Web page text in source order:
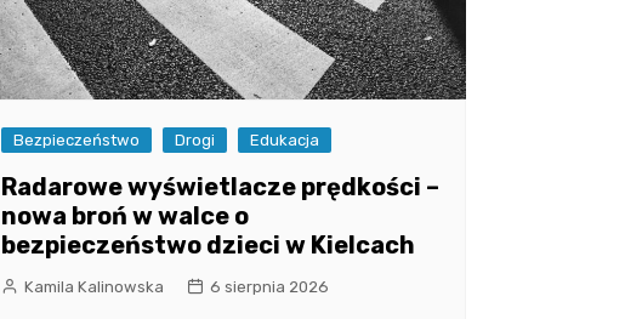
Bezpieczeństwo Drogi Edukacja
Radarowe wyświetlacze prędkości –
nowa broń w walce o
bezpieczeństwo dzieci w Kielcach
Kamila Kalinowska 6 sierpnia 2026